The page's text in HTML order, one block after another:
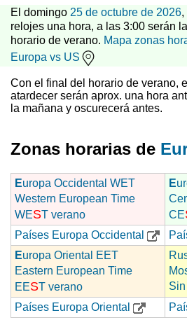
El domingo 25 de octubre de 2026,
relojes una hora, a las 3:00 serán
horario de verano. Mapa zonas
Europa vs US
Con el final del horario de verano,
atardecer serán aprox. una hora
la mañana y oscurecerá antes.
Zonas horarias de
Europa Occidental WET
Western European Time
WEST verano
E
CE
Países Europa Occidental
Europa Oriental EET
Eastern European Time
EEST verano
Países Europa Oriental